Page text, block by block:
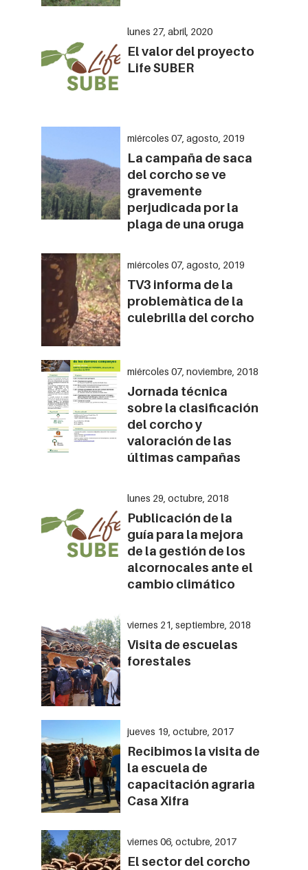
lunes 27, abril, 2020
El valor del proyecto
Life SUBER
miércoles 07, agosto, 2019
La campaña de saca
del corcho se ve
gravemente
perjudicada por la
plaga de una oruga
miércoles 07, agosto, 2019
TV3 informa de la
problemàtica de la
culebrilla del corcho
miércoles 07, noviembre, 2018
Jornada técnica
sobre la clasificación
del corcho y
valoración de las
últimas campañas
lunes 29, octubre, 2018
Publicación de la
guía para la mejora
de la gestión de los
alcornocales ante el
cambio climático
viernes 21, septiembre, 2018
Visita de escuelas
forestales
jueves 19, octubre, 2017
Recibimos la visita de
la escuela de
capacitación agraria
Casa Xifra
viernes 06, octubre, 2017
El sector del corcho